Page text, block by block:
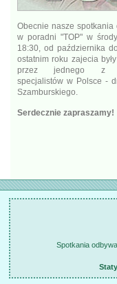
Obecnie nasze spotkania
w poradni "TOP" w
18:30, od października
ostatnim roku zajecia
przez jednego z
specjalistów w Polsce -
Szamburskiego.
Serdecznie zapraszamy!
Spotkania